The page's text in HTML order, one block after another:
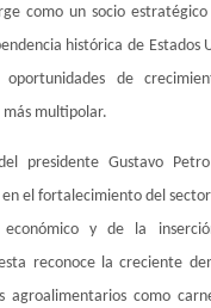
como un socio
histórica de Estados
oportunidades de
más multipolar.
presidente Gustavo
el fortalecimiento del
y de la
reconoce la creciente
agroalimentarios como